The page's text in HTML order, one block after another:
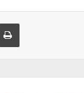
Imprimer